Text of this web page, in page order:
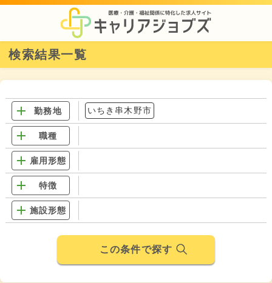
検索結果一覧
勤務地 いちき串木野市
職種
雇用形態
特徴
施設形態
この条件で探す